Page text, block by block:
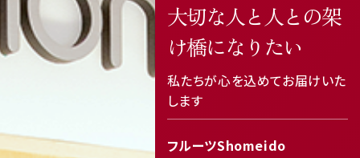
大切な人と人との架
け橋になりたい
私たちが心を込めてお届けいた
します
フルーツShomeido